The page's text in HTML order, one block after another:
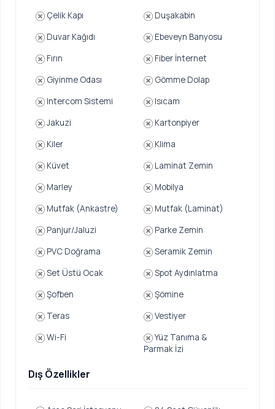
Çelik Kapı
Duşakabin
Duvar Kağıdı
Ebeveyn Banyosu
Fırın
Fiber İnternet
Giyinme Odası
Gömme Dolap
Intercom Sistemi
Isıcam
Jakuzi
Kartonpiyer
Kiler
Klima
Küvet
Laminat Zemin
Marley
Mobilya
Mutfak (Ankastre)
Mutfak (Laminat)
Panjur/Jaluzi
Parke Zemin
PVC Doğrama
Seramik Zemin
Set Üstü Ocak
Spot Aydınlatma
Şofben
Şömine
Teras
Vestiyer
Wi-Fi
Yüz Tanıma &
Parmak İzi
Dış Özellikler